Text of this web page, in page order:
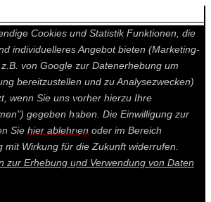
technisch notwendige Cookies gesetzt.
Cookies und Statistik Funktionen, die
individuelleres Angebot bieten (Marketing-
von Google zur Datenerhebung um
bereitzustellen und zu Analysezwecken)
wenn Sie uns vorher hierzu Ihre
gegeben haben. Die Einwilligung zur
Sie hier ablehnen oder im Bereich
mit Wirkung für die Zukunft widerrufen.
zur Erhebung und Verwendung von Daten